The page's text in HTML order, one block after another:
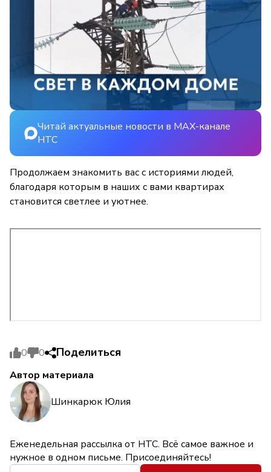
Читай актуальные новости в MAX-канале
НТС
Продолжаем знакомить вас с историями людей,
благодаря которым в наших с вами квартирах
становится светлее и уютнее.
0 0 Поделиться
Автор материала
Шинкарюк Юлия
Еженедельная рассылка от НТС. Всё самое важное и
нужное в одном письме. Присоединяйтесь!